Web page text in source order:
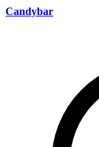
Candybar